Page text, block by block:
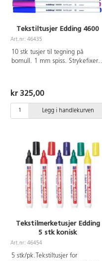
Tekstiltusjer Edding 4600
Art.nr: 46435
10 stk tusjer til tegning på
bomull. 1 mm spiss.
kr 325,00
Legg i handlekurven
Tekstilmerketusjer Edding
5 stk konisk
Art.nr: 46454
5 stk/pk.Tekstiltusjer for